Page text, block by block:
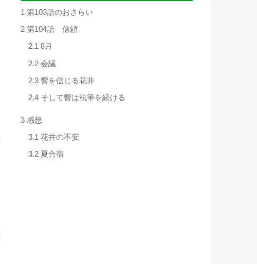
1 第103話のおさらい
2 第104話 信頼
2.18月
2.2会議
2.3響を信じる花井
2.4そして響は執筆を続ける
3 感想
3.1 花井の不安
3.2夏合宿